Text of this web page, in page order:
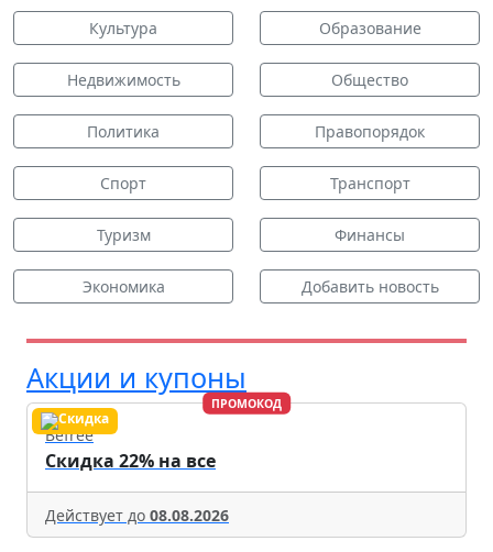
Культура Образование
Недвижимость Общество
Политика Правопорядок
Спорт Транспорт
Туризм Финансы
Экономика Добавить новость
Акции и купоны
ПРОМОКОД
Befree
Скидка 22% на все
Действует до 08.08.2026